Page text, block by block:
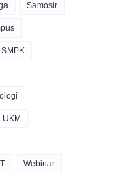
Samosir
SMPK
UKM
Webinar